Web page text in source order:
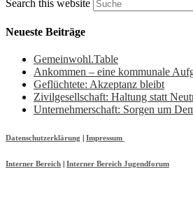
Search this website
Neueste Beiträge
Gemeinwohl.Table
Ankommen – eine kommunale
Geflüchtete: Akzeptanz bleibt
Zivilgesellschaft: Haltung statt
Unternehmerschaft: Sorgen um
Datenschutzerklärung Impressum
Interner Bereich Interner Bereich Jugendforum